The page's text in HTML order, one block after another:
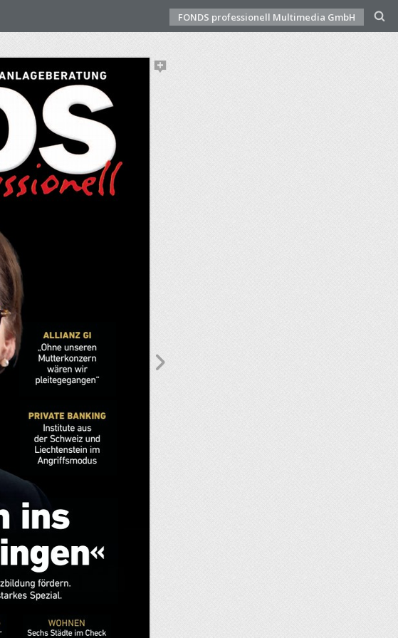
FONDS professionell Multimedia GmbH